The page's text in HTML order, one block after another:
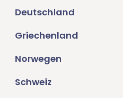
Deutschland
Griechenland
Norwegen
Schweiz